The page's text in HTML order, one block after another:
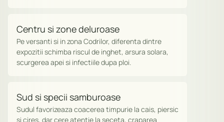
Centru si zone deluroase
Pe versanti si in zona Codrilor, diferenta dintre
expozitii schimba riscul de inghet, arsura solara,
scurgerea apei si infectiile dupa ploi.
Sud si specii samburoase
Sudul favorizeaza coacerea timpurie la cais, piersic
si cires, dar cere atentie la seceta, craparea